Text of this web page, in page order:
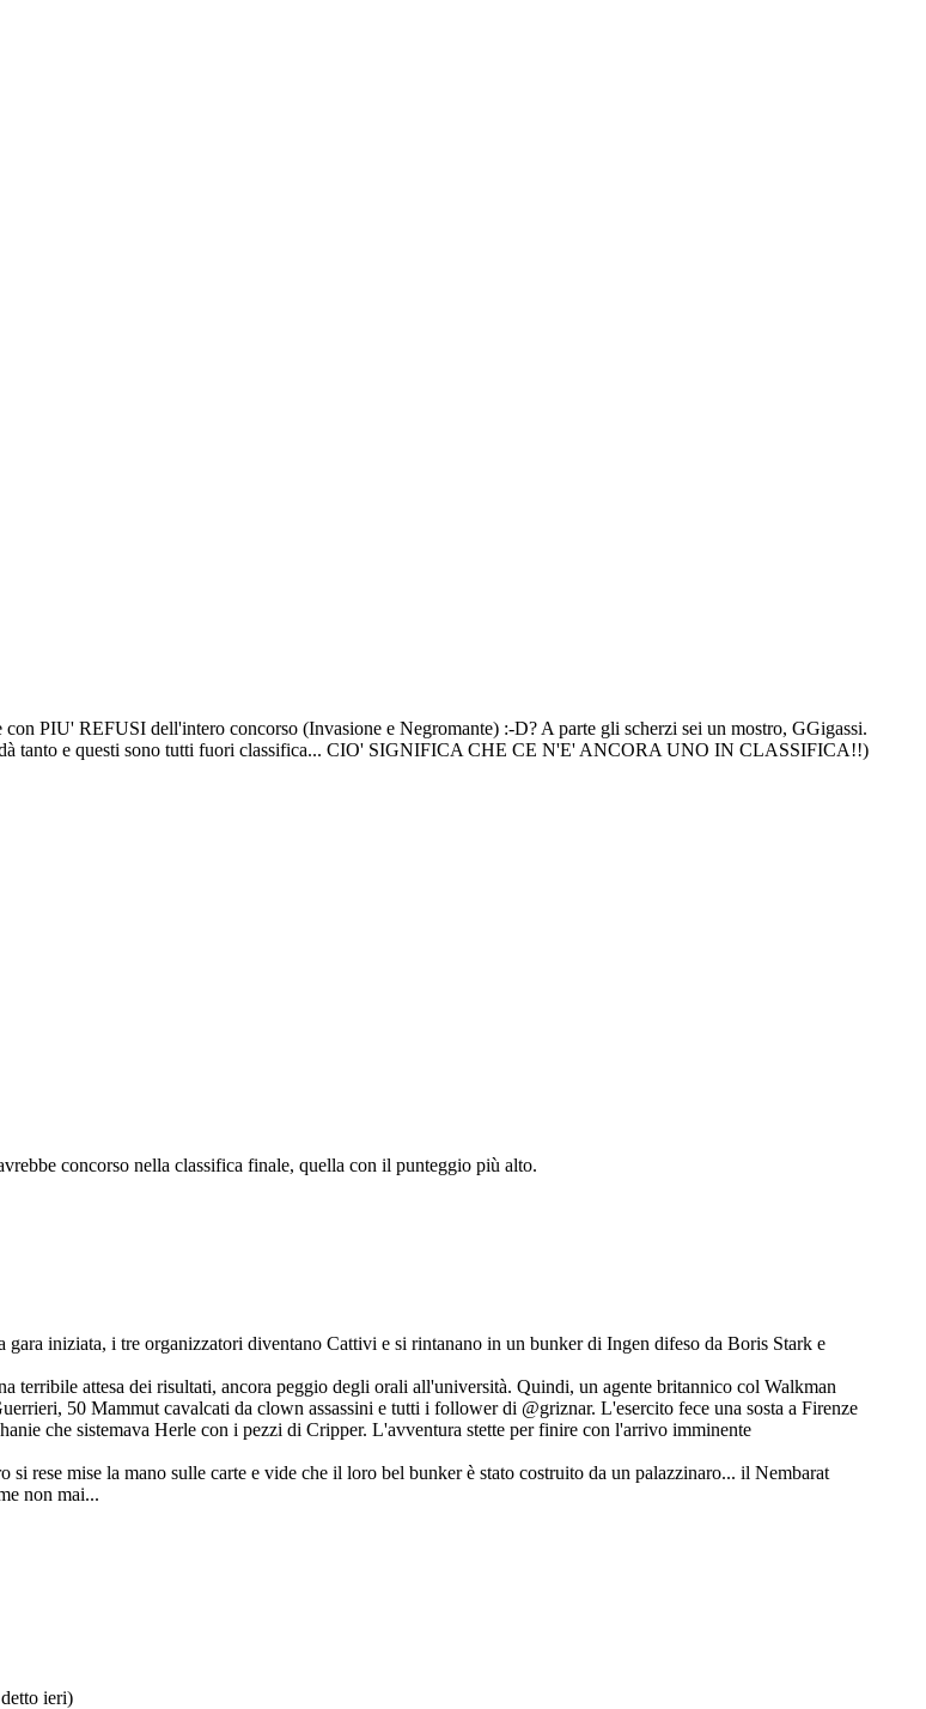
PIU' REFUSI dell'intero concorso (Invasione e Negromante) :-D? A parte gli scherzi sei un mostro, GGigassi.
dà tanto e questi sono tutti fuori classifica... CIO' SIGNIFICA CHE CE N'E' ANCORA UNO IN CLASSIFICA!!)
concorso nella classifica finale, quella con il punteggio più alto.
iniziata, i tre organizzatori diventano Cattivi e si rintanano in un bunker di Ingen difeso da Boris Stark e
attesa dei risultati, ancora peggio degli orali all'università. Quindi, un agente britannico col Walkman
50 Mammut cavalcati da clown assassini e tutti i follower di @griznar. L'esercito fece una sosta a Firenze
che sistemava Herle con i pezzi di Cripper. L'avventura stette per finire con l'arrivo imminente
rese mise la mano sulle carte e vide che il loro bel bunker è stato costruito da un palazzinaro... il Nembarat
non mai...
ieri)